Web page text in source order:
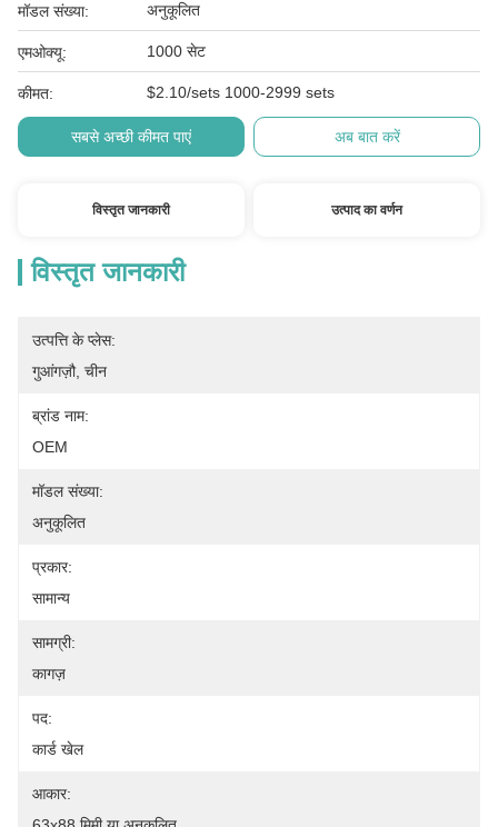
मॉडल संख्या: अनुकूलित
एमओक्यू: 1000 सेट
कीमत: $2.10/sets 1000-2999 sets
सबसे अच्छी कीमत पाएं अब बात करें
विस्तृत जानकारी उत्पाद का वर्णन
विस्तृत जानकारी
उत्पत्ति के प्लेस:
गुआंगज़ौ, चीन
ब्रांड नाम:
OEM
मॉडल संख्या:
अनुकूलित
प्रकार:
सामान्य
सामग्री:
कागज़
पद:
कार्ड खेल
आकार: